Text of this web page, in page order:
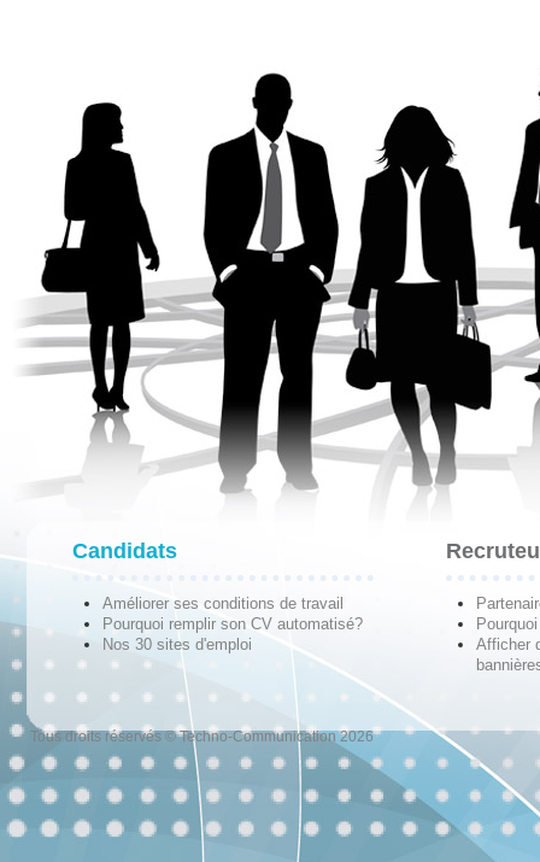
Candidats
Améliorer ses conditions de travail
Pourquoi remplir son CV automatisé?
Nos 30 sites d'emploi
Afficher
Tous droits réservés © Techno-Communication 2026